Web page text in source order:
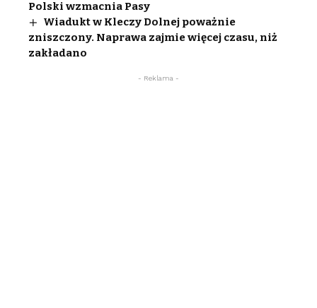
Polski wzmacnia Pasy
Wiadukt w Kleczy Dolnej poważnie
zniszczony. Naprawa zajmie więcej czasu, niż
zakładano
- Reklama -